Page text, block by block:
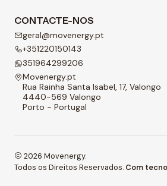
CONTACTE-NOS
geral@movenergy.pt
+351220150143
351964299206
Movenergy.pt
Rua Rainha Santa Isabel, 17, Valongo
4440-569 Valongo
Porto - Portugal
2026 Movenergy.
Todos os Direitos Reservados. Com